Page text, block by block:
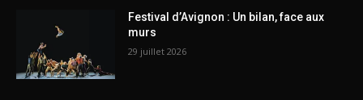
Festival d’Avignon : Un bilan, face aux
murs
29 juillet 2026